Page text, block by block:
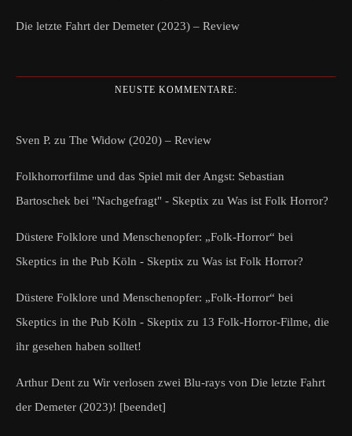
Die letzte Fahrt der Demeter (2023) – Review
NEUSTE KOMMENTARE:
Sven P. zu The Widow (2020) – Review
Folkhorrorfilme und das Spiel mit der Angst: Sebastian
Bartoschek bei "Nachgefragt" - Skeptix zu Was ist Folk Horror?
Düstere Folklore und Menschenopfer: „Folk-Horror“ bei
Skeptics in the Pub Köln - Skeptix zu Was ist Folk Horror?
Düstere Folklore und Menschenopfer: „Folk-Horror“ bei
Skeptics in the Pub Köln - Skeptix zu 13 Folk-Horror-Filme, die
ihr gesehen haben solltet!
Arthur Dent zu Wir verlosen zwei Blu-rays von Die letzte Fahrt
der Demeter (2023)! [beendet]